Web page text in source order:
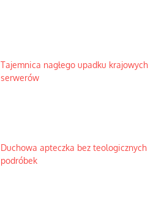
Tajemnica nagłego upadku krajowych
serwerów
Duchowa apteczka bez teologicznych
podróbek